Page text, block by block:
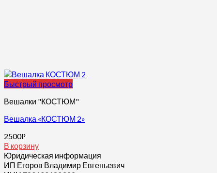
Быстрый просмотр
Вешалки "КОСТЮМ"
Вешалка «КОСТЮМ 2»
2500Р
В корзину
Юридическая информация
ИП Егоров Владимир Евгеньевич